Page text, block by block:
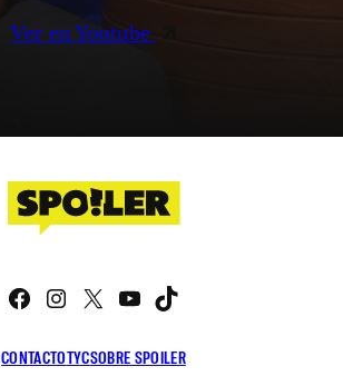
Ver en Youtube
CONTACTOTYCSOBRE SPOILER
Facebook
Instagram
X YouTube